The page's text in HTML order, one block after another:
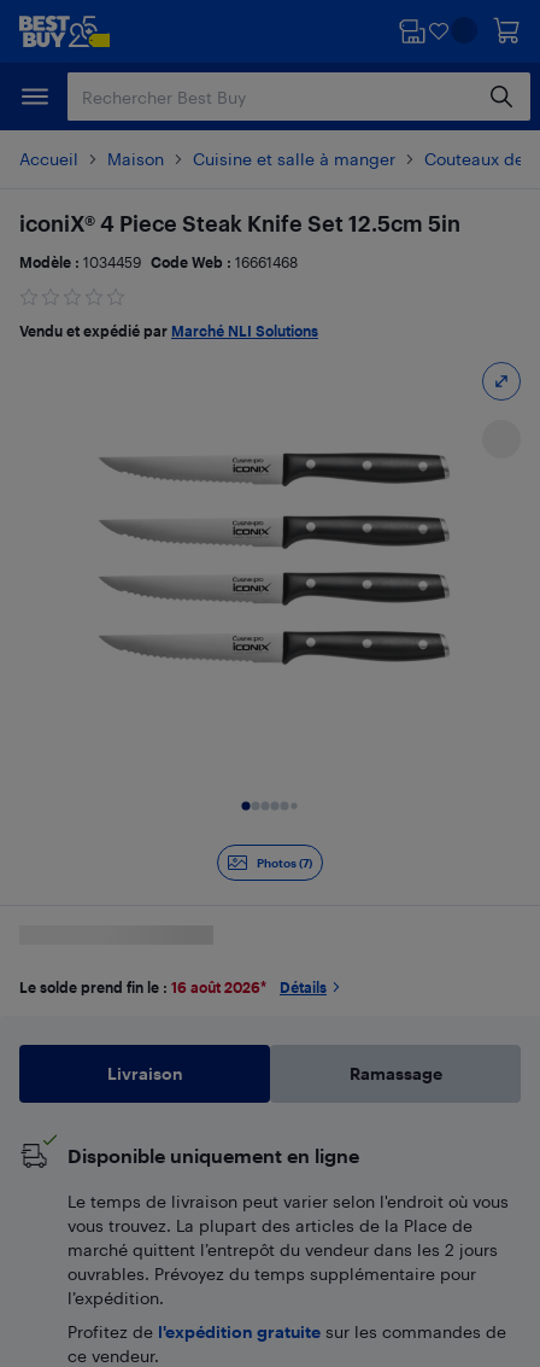
Passer
principal
Passer
Accueil Maison Cuisine et salle à manger Couteaux de
Photos (7)
iconiX® 4 Piece Steak Knife Set 12.5cm 5in
Modèle : 1034459 Code Web : 16661468
Vendu et expédié par Marché NLI Solutions
Le solde prend fin le : 16 août 2026* Détails
Livraison Ramassage
Disponible uniquement en ligne
Le temps de livraison peut varier selon l'endroit où vous
vous trouvez. La plupart des articles de la Place de
marché quittent l’entrepôt du vendeur dans les 2 jours
ouvrables. Prévoyez du temps supplémentaire pour
l’expédition.
Profitez de l'expédition gratuite sur les commandes de
ce vendeur.